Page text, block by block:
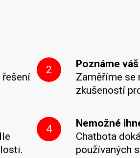
řešení
2
Poznáme
Zaměříme se
zkušeností
4
Nemožné
Chatbota
používaných